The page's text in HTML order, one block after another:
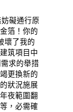
礙通行原
箔！你的
壞了我的
筑項目中
求的舉措
更換新的
狀況施展
夜範圍翻
，必需確